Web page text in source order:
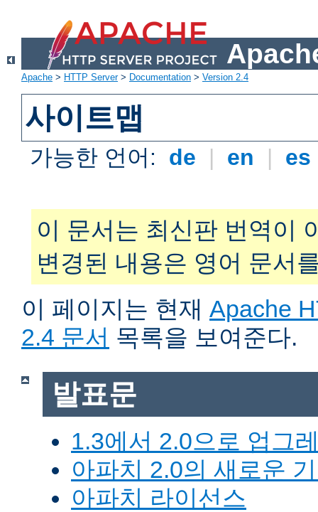
Apache > HTTP Server> Documentation > Version 2.4
사이트맵
가능한 언어: de | en | es
이 문서는 최신판 번역이
변경된 내용은 영어 문서
이 페이지는 현재 Apache
2.4 문서 목록을 보여준다.
발표문
1.3에서 2.0으로 업그
아파치 2.0의 새로운
아파치 라이선스